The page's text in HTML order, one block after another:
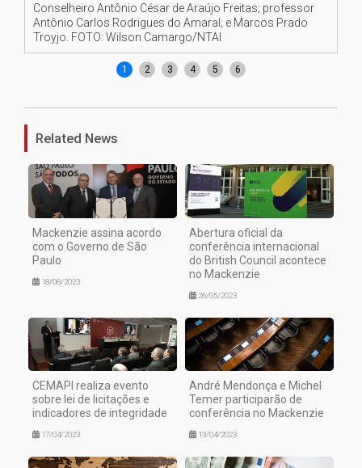
Conselheiro Antônio César de Araújo Freitas; professor
Antônio Carlos Rodrigues do Amaral; e Marcos Prado
Troyjo. FOTO: Wilson Camargo/NTAI
1 2 3 4 5 6
Related News
Mackenzie assina acordo
com o Governo de São
Paulo
18/08/2023
Abertura oficial da
conferência internacional
do British Council acontece
no Mackenzie
26/05/2023
CEMAPI realiza evento
sobre lei de licitações e
indicadores de integridade
17/04/2023
André Mendonça e Michel
Temer participarão de
conferência no Mackenzie
13/04/2023